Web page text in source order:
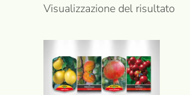
Visualizzazione del risultato